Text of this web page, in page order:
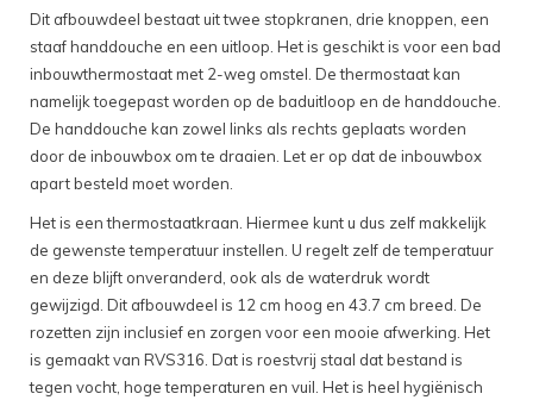
Dit afbouwdeel bestaat uit twee stopkranen, drie knoppen, een
staaf handdouche en een uitloop. Het is geschikt is voor een bad
inbouwthermostaat met 2-weg omstel. De thermostaat kan
namelijk toegepast worden op de baduitloop en de handdouche.
De handdouche kan zowel links als rechts geplaats worden
door de inbouwbox om te draaien. Let er op dat de inbouwbox
apart besteld moet worden.
Het is een thermostaatkraan. Hiermee kunt u dus zelf makkelijk
de gewenste temperatuur instellen. U regelt zelf de temperatuur
en deze blijft onveranderd, ook als de waterdruk wordt
gewijzigd. Dit afbouwdeel is 12 cm hoog en 43.7 cm breed. De
rozetten zijn inclusief en zorgen voor een mooie afwerking. Het
is gemaakt van RVS316. Dat is roestvrij staal dat bestand is
tegen vocht, hoge temperaturen en vuil. Het is heel hygiënisch